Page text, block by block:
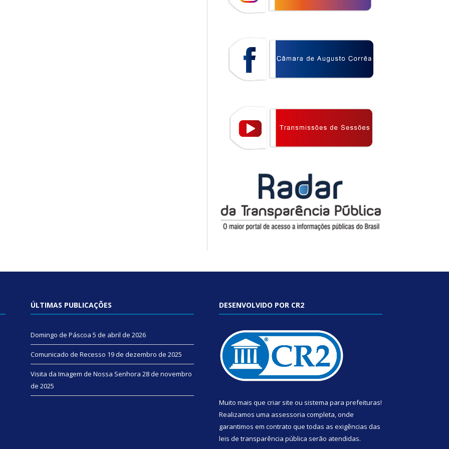
ÚLTIMAS PUBLICAÇÕES
Domingo de Páscoa 5 de abril de 2026
Comunicado de Recesso 19 de dezembro de 2025
Visita da Imagem de Nossa Senhora 28 de novembro
de 2025
DESENVOLVIDO POR CR2
Muito mais que criar site ou sistema para prefeituras!
Realizamos uma assessoria completa, onde
garantimos em contrato que todas as exigências das
leis de transparência pública serão atendidas.